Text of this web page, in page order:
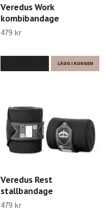
Veredus Work
kombibandage
479 kr
LÄGG I KORGEN
Veredus Rest
stallbandage
479 kr